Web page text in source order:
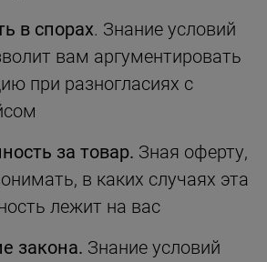
в спорах. Знание условий
вам аргументировать
при разногласиях с
за товар. Зная оферту,
в каких случаях эта
лежит на вас
закона. Знание условий